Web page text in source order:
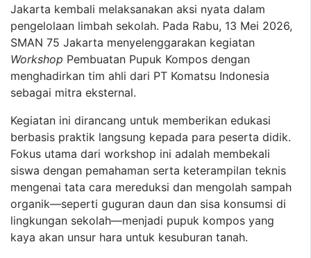
Jakarta kembali melaksanakan aksi nyata dalam
pengelolaan limbah sekolah. Pada Rabu, 13 Mei 2026,
SMAN 75 Jakarta menyelenggarakan kegiatan
Workshop Pembuatan Pupuk Kompos dengan
menghadirkan tim ahli dari PT Komatsu Indonesia
sebagai mitra eksternal.
Kegiatan ini dirancang untuk memberikan edukasi
berbasis praktik langsung kepada para peserta didik.
Fokus utama dari workshop ini adalah membekali
siswa dengan pemahaman serta keterampilan teknis
mengenai tata cara mereduksi dan mengolah sampah
organik—seperti guguran daun dan sisa konsumsi di
lingkungan sekolah—menjadi pupuk kompos yang
kaya akan unsur hara untuk kesuburan tanah.